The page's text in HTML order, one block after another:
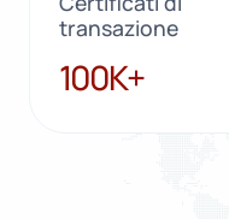
transazione
100K+
100K+